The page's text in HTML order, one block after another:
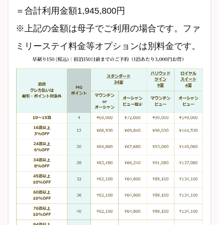
＝合計利用金額1,945,800円
※上記の金額は母子でご利用の場合です。ファ
ミリーステイ料金等オプションは別料金です。